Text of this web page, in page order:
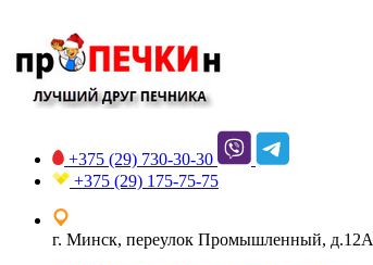
+375 (29) 730-30-30
+375 (29) 175-75-75
г. Минск, переулок Промышленный, д.12А